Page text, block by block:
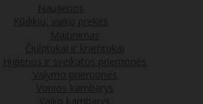
Naujienos
Kūdikių, vaikų prekės
Maitinimas
Čiulptukai ir kramtukai
Higienos ir sveikatos priemonės
Valymo priemonės
Vonios kambarys
Vaiko kambarys